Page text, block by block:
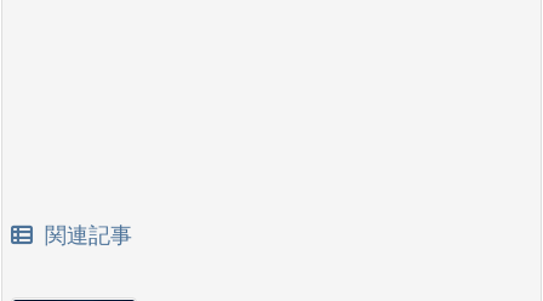
関連記事